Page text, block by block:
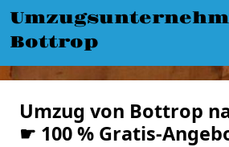
Bottrop
Umzug von Bottrop
☛ 100 % Gratis-